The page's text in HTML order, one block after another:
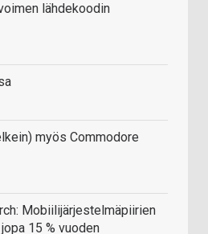
lähdekoodin
myös Commodore
Mobiilijärjestelmäpiirien
15 % vuoden